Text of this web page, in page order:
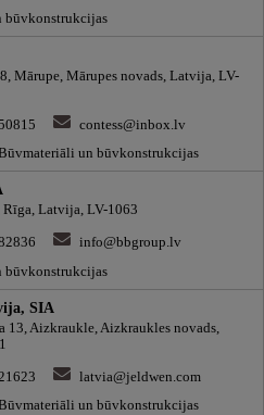
būvkonstrukcijas
Mārupe, Mārupes novads, Latvija, LV-
contess@inbox.lv
un būvkonstrukcijas
Rīga, Latvija, LV-1063
info@bbgroup.lv
būvkonstrukcijas
SIA
13, Aizkraukle, Aizkraukles novads,
latvia@jeldwen.com
un būvkonstrukcijas